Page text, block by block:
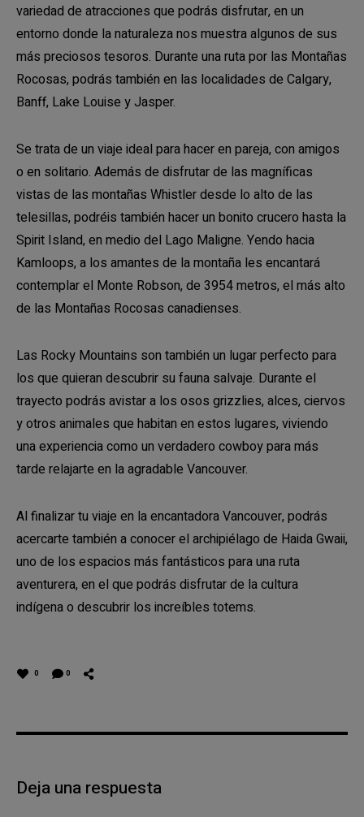
variedad de atracciones que podrás disfrutar, en un
entorno donde la naturaleza nos muestra algunos de sus
más preciosos tesoros. Durante una ruta por las Montañas
Rocosas, podrás también en las localidades de Calgary,
Banff, Lake Louise y Jasper.
Se trata de un viaje ideal para hacer en pareja, con amigos
o en solitario. Además de disfrutar de las magníficas
vistas de las montañas Whistler desde lo alto de las
telesillas, podréis también hacer un bonito crucero hasta la
Spirit Island, en medio del Lago Maligne. Yendo hacia
Kamloops, a los amantes de la montaña les encantará
contemplar el Monte Robson, de 3954 metros, el más alto
de las Montañas Rocosas canadienses.
Las Rocky Mountains son también un lugar perfecto para
los que quieran descubrir su fauna salvaje. Durante el
trayecto podrás avistar a los osos grizzlies, alces, ciervos
y otros animales que habitan en estos lugares, viviendo
una experiencia como un verdadero cowboy para más
tarde relajarte en la agradable Vancouver.
Al finalizar tu viaje en la encantadora Vancouver, podrás
acercarte también a conocer el archipiélago de Haida Gwaii,
uno de los espacios más fantásticos para una ruta
aventurera, en el que podrás disfrutar de la cultura
indígena o descubrir los increíbles totems.
0 0
Deja una respuesta